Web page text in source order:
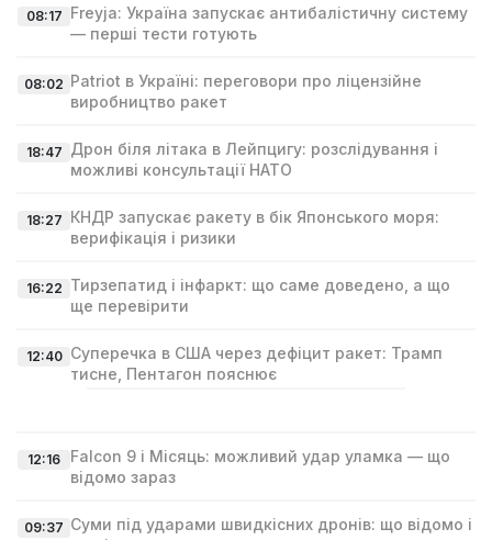
08:17 Freyja: Україна запускає антибалістичну систему
— перші тести готують
08:02 Patriot в Україні: переговори про ліцензійне
виробництво ракет
18:47 Дрон біля літака в Лейпцигу: розслідування і
можливі консультації НАТО
18:27 КНДР запускає ракету в бік Японського моря:
верифікація і ризики
16:22 Тирзепатид і інфаркт: що саме доведено, а що
ще перевірити
12:40 Суперечка в США через дефіцит ракет: Трамп
тисне, Пентагон пояснює
12:16
Falcon 9 і Місяць: можливий удар уламка — що
відомо зараз
09:37 Суми під ударами швидкісних дронів: що відомо і